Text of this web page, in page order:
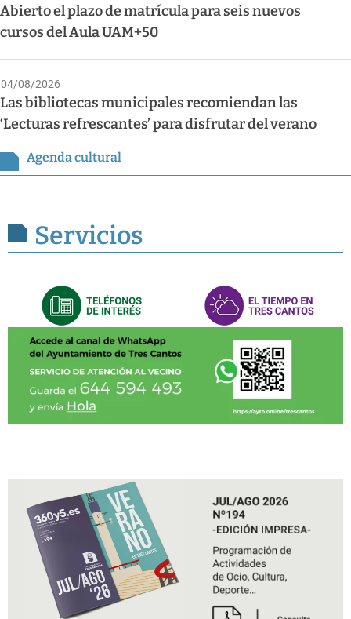
Abierto el plazo de matrícula para seis nuevos
cursos del Aula UAM+50
04/08/2026
Las bibliotecas municipales recomiendan las
‘Lecturas refrescantes’ para disfrutar del verano
Agenda cultural
Servicios